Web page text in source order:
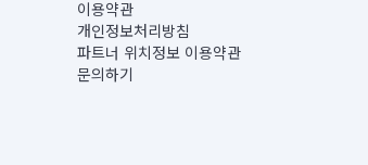
이용약관
개인정보처리방침
파트너 위치정보 이용약관
문의하기